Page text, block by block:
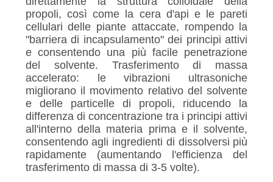
propoli, così come la cera d'api e le pareti
cellulari delle piante attaccate, rompendo la
"barriera di incapsulamento" dei principi attivi
e consentendo una più facile penetrazione
del solvente. Trasferimento di massa
accelerato: le vibrazioni ultrasoniche
migliorano il movimento relativo del solvente
e delle particelle di propoli, riducendo la
differenza di concentrazione tra i principi attivi
all'interno della materia prima e il solvente,
consentendo agli ingredienti di dissolversi più
rapidamente (aumentando l'efficienza del
trasferimento di massa di 3-5 volte).